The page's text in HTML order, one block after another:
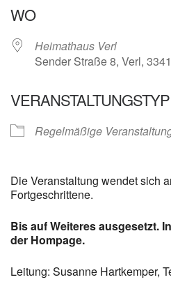
WO
Heimathaus Verl
Sender Straße 8, Verl,
VERANSTALTUNGSTYP
Regelmäßige
Die Veranstaltung wendet sich
Fortgeschrittene.
Bis auf Weiteres ausgesetzt.
der Hompage.
Leitung: Susanne Hartkemper,